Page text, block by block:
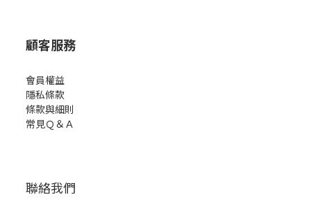
顧客服務
會員權益
隱私條款
條款與細則
常見Ｑ＆Ａ
聯絡我們